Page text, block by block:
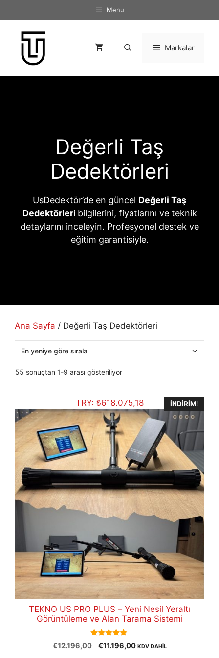
atla
Menu
Markalar
Değerli Taş
Dedektörleri
UsDedektör’de en güncel Değerli Taş
Dedektörleri bilgilerini, fiyatlarını ve teknik
detaylarını inceleyin. Profesyonel destek ve
eğitim garantisiyle.
Ana Sayfa / Değerli Taş Dedektörleri
55 sonuçtan 1-9 arası gösteriliyorEn
sıralandı
TRY: ₺618.075,18 İNDIRIM!
TEKNO US PRO PLUS – Yeni Nesil Yeraltı
Görüntüleme ve Alan Tarama Sistemi
5.00
out of 5
€12.196,00
Orijinal
€11.196,00Şu
KDV DAHİL